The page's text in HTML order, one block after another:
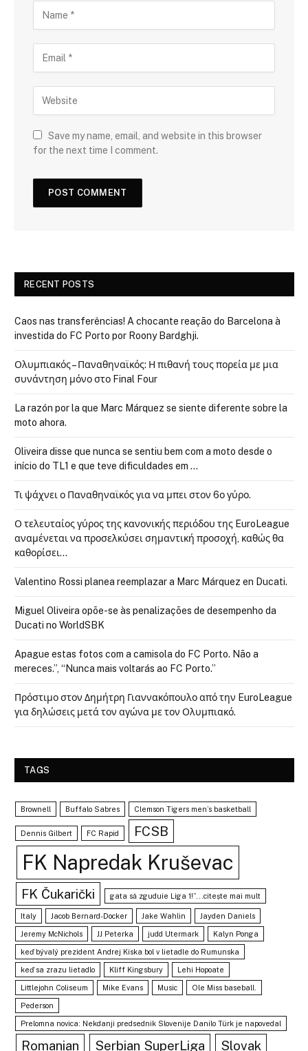
Save my name, email, and website in this browser
for the next time I comment.
RECENT POSTS
Caos nas transferências! A chocante reação do Barcelona à
investida do FC Porto por Roony Bardghji.
Ολυμπιακός – Παναθηναϊκός: Η πιθανή τους πορεία με μια
συνάντηση μόνο στο Final Four
La razón por la que Marc Márquez se siente diferente sobre la
moto ahora.
Oliveira disse que nunca se sentiu bem com a moto desde o
início do TL1 e que teve dificuldades em …
Τι ψάχνει ο Παναθηναϊκός για να μπει στον 6ο γύρο.
Ο τελευταίος γύρος της κανονικής περιόδου της EuroLeague
αναμένεται να προσελκύσει σημαντική προσοχή, καθώς θα
καθορίσει…
Valentino Rossi planea reemplazar a Marc Márquez en Ducati.
Miguel Oliveira opõe-se às penalizações de desempenho da
Ducati no WorldSBK
Apague estas fotos com a camisola do FC Porto. Não a
mereces.”, “Nunca mais voltarás ao FC Porto.”
Πρόστιμο στον Δημήτρη Γιαννακόπουλο από την EuroLeague
για δηλώσεις μετά τον αγώνα με τον Ολυμπιακό.
TAGS
Brownell Buffalo Sabres Clemson Tigers men’s basketball
Dennis Gilbert FC Rapid FCSB
FK Napredak Kruševac
FK Čukarički gata să zguduie Liga 1!”...citește mai mult
Italy Jacob Bernard-Docker Jake Wahlin Jayden Daniels
Jeremy McNichols JJ Peterka judd Utermark Kalyn Ponga
keď bývalý prezident Andrej Kiska bol v lietadle do Rumunska
keď sa zrazu lietadlo Kliff Kingsbury Lehi Hopoate
Littlejohn Coliseum Mike Evans Music Ole Miss baseball.
Pederson
Prelomna novica: Nekdanji predsednik Slovenije Danilo Türk je napovedal
Romanian Serbian SuperLiga Slovak